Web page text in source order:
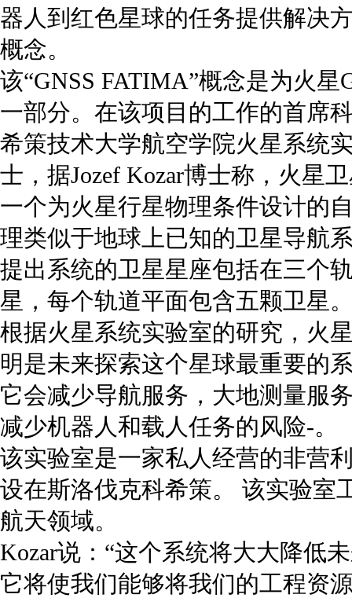
器人到红色星球的任务提供解决
概念。
该“GNSS FATIMA”概念是为火星
一部分。在该项目的工作的首席
希策技术大学航空学院火星系统
士，据Jozef Kozar博士称，火星
一个为火星行星物理条件设计的
理类似于地球上已知的卫星导航
提出系统的卫星星座包括在三个
星，每个轨道平面包含五颗卫星
根据火星系统实验室的研究，火
明是未来探索这个星球最重要的
它会减少导航服务，大地测量服
减少机器人和载人任务的风险-。
该实验室是一家私人经营的非营
设在斯洛伐克科希策。 该实验室
航天领域。
Kozar说：“这个系统将大大降低
它将使我们能够将我们的工程资